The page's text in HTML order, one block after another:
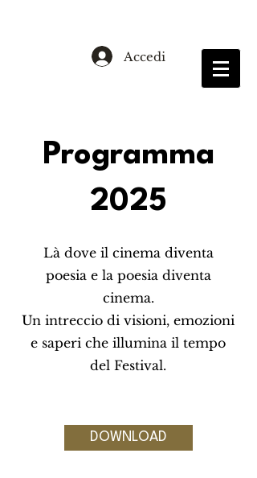
Accedi
Programma
2025
Là dove il cinema diventa
poesia e la poesia diventa
cinema.
Un intreccio di visioni, emozioni
e saperi che illumina il tempo
del Festival.
DOWNLOAD